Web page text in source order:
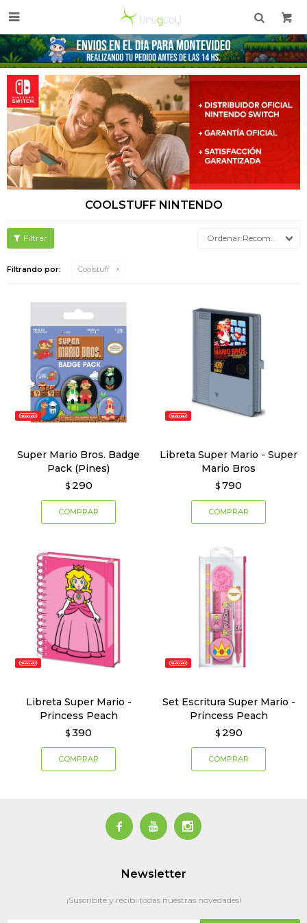

COOLSTUFF NINTENDO
Recomendados
Filtrando por: Coolstuff
Super Mario Bros. Badge
Pack (Pines)
$ 290
Libreta Super Mario - Super
Mario Bros
$ 790
Libreta Super Mario -
Princess Peach
$ 390
Set Escritura Super Mario -
Princess Peach
$ 290
  
Newsletter
¡Suscribite y recibí todas nuestras novedades!